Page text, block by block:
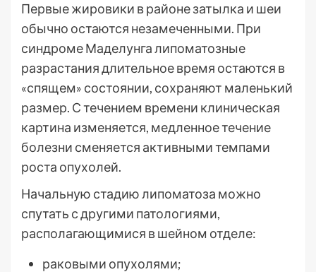
Первые жировики в районе затылка и шеи
обычно остаются незамеченными. При
синдроме Маделунга липоматозные
разрастания длительное время остаются в
«спящем» состоянии, сохраняют маленький
размер. С течением времени клиническая
картина изменяется, медленное течение
болезни сменяется активными темпами
роста опухолей.
Начальную стадию липоматоза можно
спутать с другими патологиями,
располагающимися в шейном отделе:
раковыми опухолями;